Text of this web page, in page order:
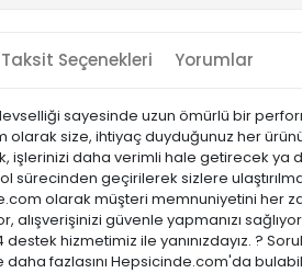
Taksit Seçenekleri Yorumlar
sayesinde uzun ömürlü bir
size, ihtiyaç duyduğunuz her ürünü
işlerinizi daha verimli hale getirecek ya
sürecinden geçirilerek sizlere
olarak müşteri memnuniyetini
güvenle yapmanızı
hizmetimiz ile yanınızdayız. ?
fazlasını Hepsicinde.com'da